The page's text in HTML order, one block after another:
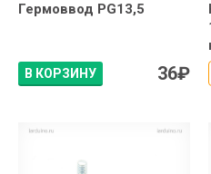
Гермоввод PG13,5
В КОРЗИНУ 36₽